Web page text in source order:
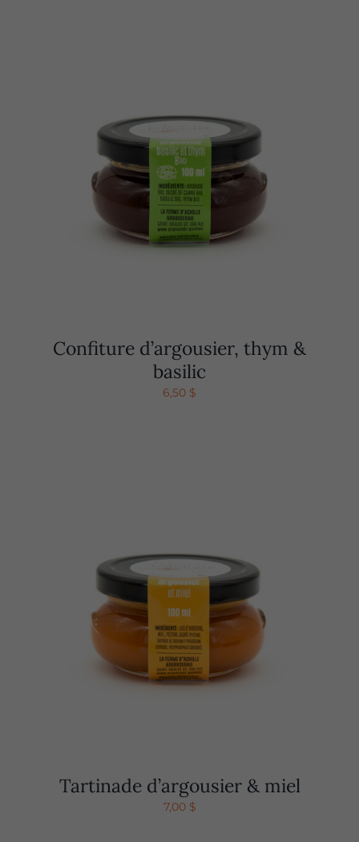
Confiture d’argousier, thym &
basilic
6,50 $
Tartinade d’argousier & miel
7,00 $